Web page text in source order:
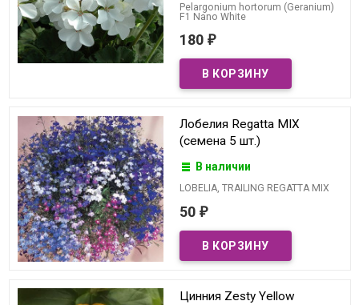
Pelargonium hortorum (Geranium)
F1 Nano White
180 ₽
Лобелия Regatta MIX
(семена 5 шт.)
В наличии
LOBELIA, TRAILING REGATTA MIX
50 ₽
Цинния Zesty Yellow